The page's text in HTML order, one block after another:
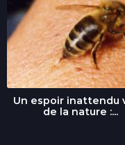
Un espoir inattendu
de la nature :...